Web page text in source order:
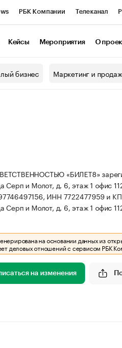
РБК Компании Телеканал
Кейсы Мероприятия О
бизнес Маркетинг и
«БИЛЕТ8»
Серп и Молот, д. 6, этаж 1 офис
ИНН 7722477959 и
Серп и Молот, д. 6, этаж 1 офис
на основании данных из
деловых отношений с сервисом РБК
на изменения